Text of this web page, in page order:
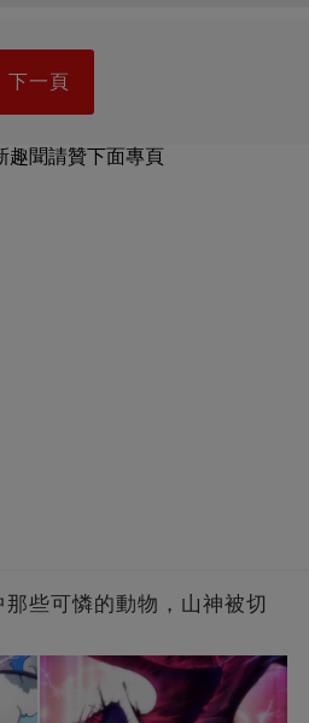
下一頁
趣聞請贊下面專頁
些可憐的動物，山神被切